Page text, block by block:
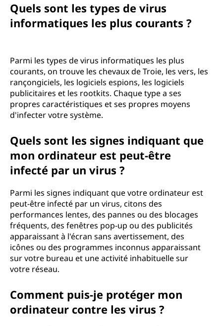
Quels sont les types de virus
informatiques les plus courants ?
Parmi les types de virus informatiques les plus
courants, on trouve les chevaux de Troie, les vers, les
rançongiciels, les logiciels espions, les logiciels
publicitaires et les rootkits. Chaque type a ses
propres caractéristiques et ses propres moyens
d'infecter votre système.
Quels sont les signes indiquant que
mon ordinateur est peut-être
infecté par un virus ?
Parmi les signes indiquant que votre ordinateur est
peut-être infecté par un virus, citons des
performances lentes, des pannes ou des blocages
fréquents, des fenêtres pop-up ou des publicités
apparaissant à l'écran sans avertissement, des
icônes ou des programmes inconnus apparaissant
sur votre bureau et une activité inhabituelle sur
votre réseau.
Comment puis-je protéger mon
ordinateur contre les virus ?